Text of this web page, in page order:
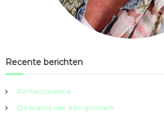
Recente berichten
Perfectionisme
De kracht van een glimlach